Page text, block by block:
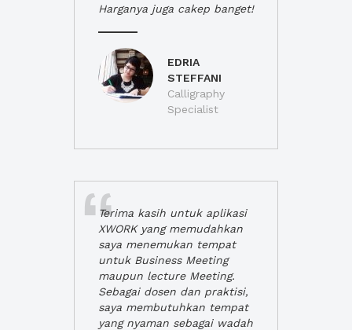
Harganya juga cakep banget!
EDRIA
STEFFANI
Calligraphy
Specialist
Terima kasih untuk aplikasi
XWORK yang memudahkan
saya menemukan tempat
untuk Business Meeting
maupun lecture Meeting.
Sebagai dosen dan praktisi,
saya membutuhkan tempat
yang nyaman sebagai wadah